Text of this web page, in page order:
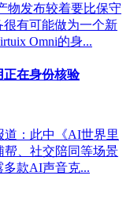
物发布较着要比保守
有可能做为一个新
Omni的身...
正在身份核验
：此中《AI世界里
、社交陪同等场景
款AI声音克...